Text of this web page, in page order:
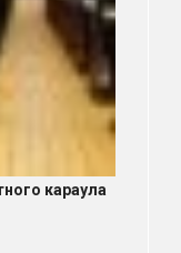
караула